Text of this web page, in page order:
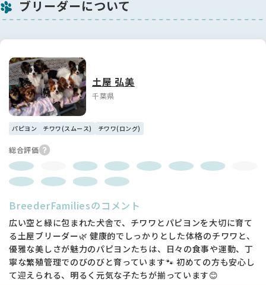
ブリーダーについて
土屋 弘美
千葉県
パピヨン チワワ(スムース) チワワ(ロング)
総合評価
BreederFamiliesのコメント
広い空と緑に包まれた犬舎で、チワワとパピヨンを大切に育て
る土屋ブリーダー🌿 健康的でしっかりとした体格のチワワと、
優雅な美しさが魅力のパピヨンたちは、日々の食事や運動、丁
寧な繁殖管理でのびのびと育っています🐾 初めての方も安心し
て迎えられる、明るく元気な子たちが揃っています😊